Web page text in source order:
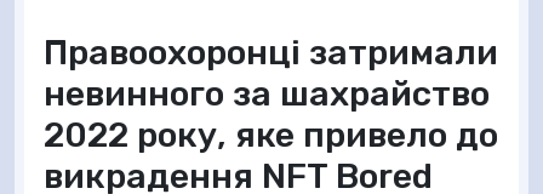
Правоохоронці затримали
невинного за шахрайство
2022 року, яке привело до
викрадення NFT Bored